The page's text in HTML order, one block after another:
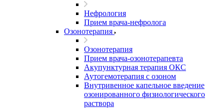
Нефрология
Прием врача-нефролога
Озонотерапия
Озонотерапия
Прием врача-озонотерапевта
Акупунктурная терапия ОКС
Аутогемотерапия с озоном
Внутривенное капельное введение
озонированного физиологического
раствора